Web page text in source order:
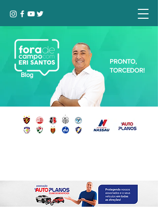
Blog
PRONTO,
TORCEDOR!